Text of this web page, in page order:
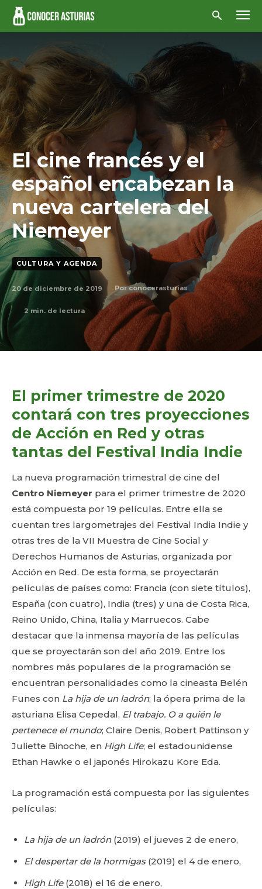
El cine francés y el
español encabezan la
nueva cartelera del
Niemeyer
CULTURA Y AGENDA
20 de diciembre de 2019 Por conocerasturias
2 min. de lectura
El primer trimestre de 2020
contará con tres proyecciones
de Acción en Red y otras
tantas del Festival India Indie
La nueva programación trimestral de cine del
Centro Niemeyer para el primer trimestre de 2020
está compuesta por 19 películas. Entre ella se
cuentan tres largometrajes del Festival India Indie y
otras tres de la VII Muestra de Cine Social y
Derechos Humanos de Asturias, organizada por
Acción en Red. De esta forma, se proyectarán
películas de países como: Francia (con siete títulos),
España (con cuatro), India (tres) y una de Costa Rica,
Reino Unido, China, Italia y Marruecos. Cabe
destacar que la inmensa mayoría de las películas
que se proyectarán son del año 2019. Entre los
nombres más populares de la programación se
encuentran personalidades como la cineasta Belén
Funes con La hija de un ladrón; la ópera prima de la
asturiana Elisa Cepedal, El trabajo. O a quién le
pertenece el mundo; Claire Denis, Robert Pattinson y
Juliette Binoche, en High Life; el estadounidense
Ethan Hawke o el japonés Hirokazu Kore Eda.
La programación está compuesta por las siguientes
películas:
La hija de un ladrón(2019) el jueves 2 de enero,
El despertar de la hormigas(2019) el 4 de enero,
High Life(2018) el 16 de enero,